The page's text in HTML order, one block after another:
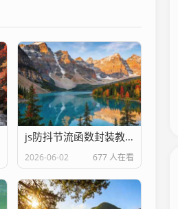
js防抖节流函数封装教程
2026-06-02 677 人在看